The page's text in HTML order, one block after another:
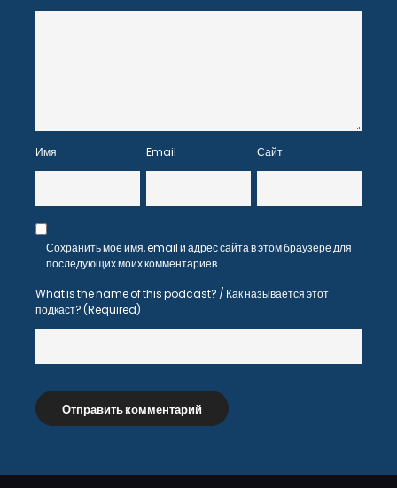
Имя Email Сайт
Сохранить моё имя, email и адрес сайта в этом браузере для
последующих моих комментариев.
What is the name of this podcast? / Как называется этот
подкаст? (Required)